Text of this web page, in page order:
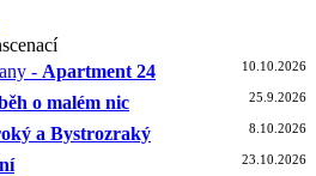
- Apartment 24 10.10.2026
o malém nic 25.9.2026
a Bystrozraký 8.10.2026
23.10.2026